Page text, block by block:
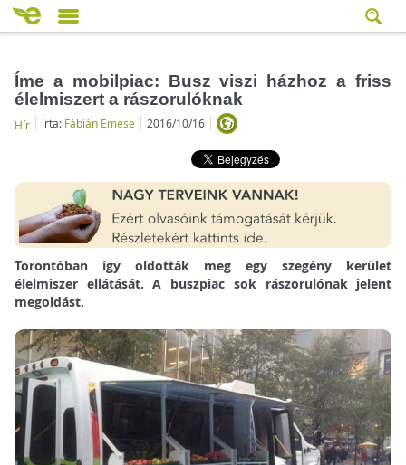
Íme a mobilpiac: Busz viszi házhoz a friss
élelmiszert a rászorulóknak
Hír írta: Fábián Emese 2016/10/16
Torontóban így oldották meg egy szegény kerület
élelmiszer ellátását. A buszpiac sok rászorulónak jelent
megoldást.